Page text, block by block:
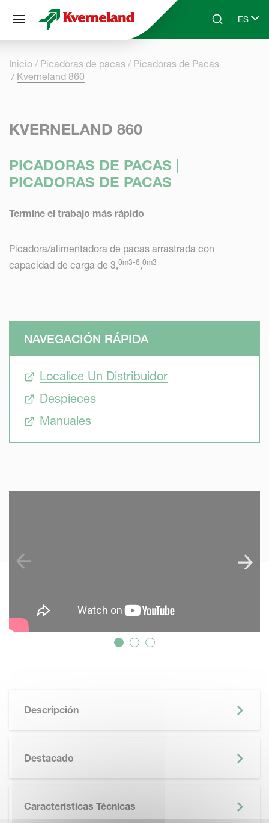
Skip to main contentSearchES
Select
Inicio Picadoras de pacas
Picadoras de Pacas
Kverneland 860
KVERNELAND 860
PICADORAS DE PACAS |
PICADORAS DE PACAS
Termine el trabajo más rápido
Picadora/alimentadora de pacas arrastrada con
capacidad de carga de 3,0m3-6,0m3
NAVEGACIÓN RÁPIDA
Localice Un Distribuidor
Despieces
Manuales
Descripción
Destacado
Características Técnicas
Panel de gestión de cookies